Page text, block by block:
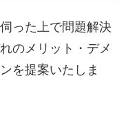
った上で問題解決
のメリット・デメ
を提案いたしま